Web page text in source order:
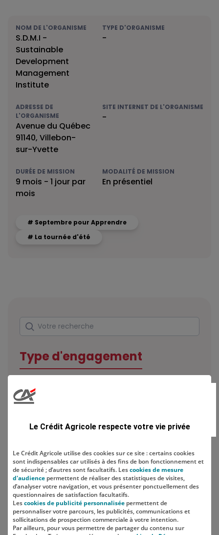
NOM DE L'ORGANISME
S.D.M.I -
Sustainable
Development
Management
Institute
TYPE D'ORGANISME
-
ADRESSE DE
L'ORGANISME
Avenue du Québec
91140, Villebon-
sur-Yvette
SITE INTERNET DE L'ORGANISME
-
DURÉE DE MISSION
9 mois - 1 jour par
mois
MODALITÉ DE MISSION
En présentiel
# Septembre pour Apprendre
# La tournée d'été
Rechercher
Votre recherche
Type d'engagement
Localisation
Le Crédit Agricole respecte votre vie privée
Le Crédit Agricole utilise des cookies sur ce site : certains cookies
sont indispensables car utilisés à des fins de bon fonctionnement et
de sécurité ; d’autres sont facultatifs. Lescookies de mesure
d'audience permettent de réaliser des statistiques de visites,
d’analyser votre navigation, et vous présenter ponctuellement des
questionnaires de satisfaction facultatifs.
Lescookies de publicité personnalisée permettent de
personnaliser votre parcours, les publicités, communications et
sollicitations de prospection commerciale à votre intention.
Par ailleurs, pour vous permettre de partager du contenu sur